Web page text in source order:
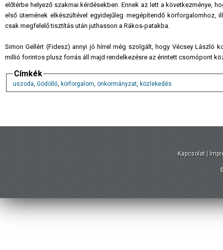
előtérbe helyező szakmai kérdésekben. Ennek az lett a következménye,
első ütemének elkészültével egyidejűleg megépítendő körforgalomhoz,
csak megfelelő tisztítás után juthasson a Rákos-patakba.
Simon Gellért (Fidesz) annyi jó hírrel még szolgált, hogy Vécsey László
millió forintos plusz forrás áll majd rendelkezésre az érintett csomópont
Címkék
uszoda, Gödöllő, körforgalom, önkormányzat, közlekedés
Kapcsolat |